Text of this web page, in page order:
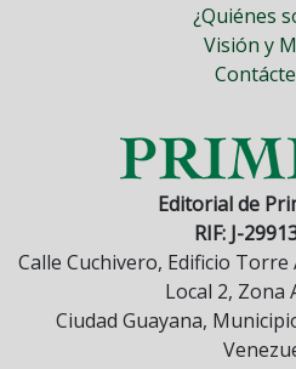
¿Quiénes
Visión y
Editorial de
RIF: J-
Calle Cuchivero, Edificio
Local 2, Zona
Ciudad Guayana,